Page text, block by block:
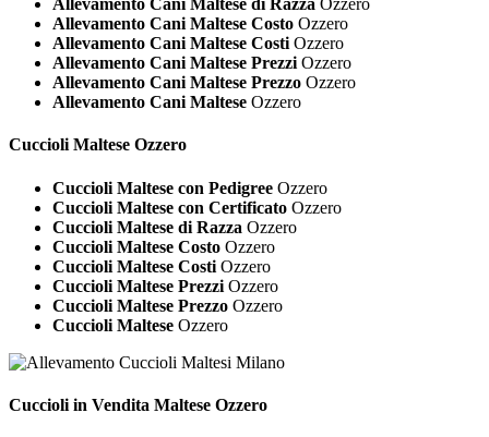
Allevamento Cani Maltese di Razza Ozzero
Allevamento Cani Maltese Costo Ozzero
Allevamento Cani Maltese Costi Ozzero
Allevamento Cani Maltese Prezzi Ozzero
Allevamento Cani Maltese Prezzo Ozzero
Allevamento Cani Maltese Ozzero
Cuccioli Maltese Ozzero
Cuccioli Maltese con Pedigree Ozzero
Cuccioli Maltese con Certificato Ozzero
Cuccioli Maltese di Razza Ozzero
Cuccioli Maltese Costo Ozzero
Cuccioli Maltese Costi Ozzero
Cuccioli Maltese Prezzi Ozzero
Cuccioli Maltese Prezzo Ozzero
Cuccioli Maltese Ozzero
Cuccioli in Vendita Maltese Ozzero